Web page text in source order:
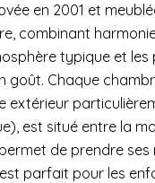
en 2001 et
combinant
typique et les
goût. Chaque
extérieur
est situé entre la
de prendre ses
parfait pour les